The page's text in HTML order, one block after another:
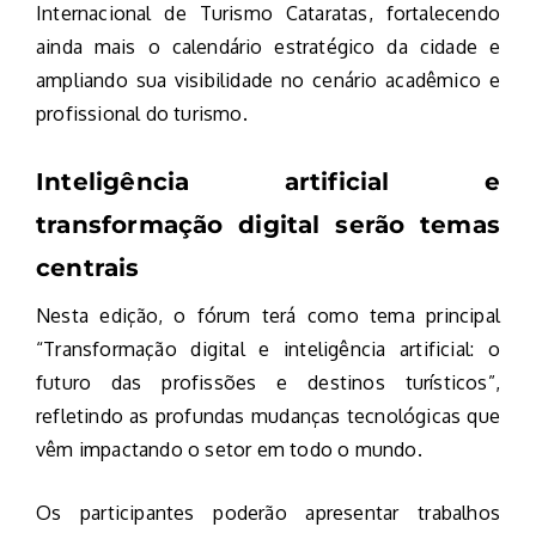
Internacional de Turismo Cataratas, fortalecendo
ainda mais o calendário estratégico da cidade e
ampliando sua visibilidade no cenário acadêmico e
profissional do turismo.
Inteligência artificial e
transformação digital serão temas
centrais
Nesta edição, o fórum terá como tema principal
“Transformação digital e inteligência artificial: o
futuro das profissões e destinos turísticos”,
refletindo as profundas mudanças tecnológicas que
vêm impactando o setor em todo o mundo.
Os participantes poderão apresentar trabalhos